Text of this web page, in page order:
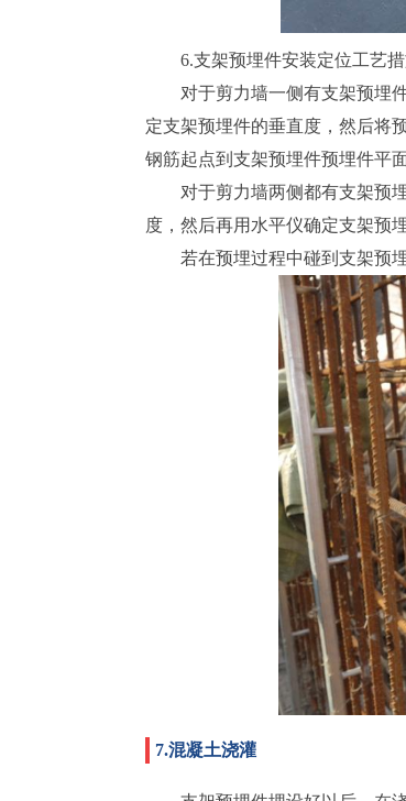
6.支架预埋件安装定位工艺
对于剪力墙一侧有支架预埋
定支架预埋件的垂直度，然后将
钢筋起点到支架预埋件预埋件平
对于剪力墙两侧都有支架预
度，然后再用水平仪确定支架预
若在预埋过程中碰到支架预
7.混凝土浇灌